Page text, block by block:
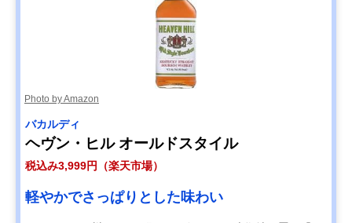
Photo by Amazon
‎バカルディ
ヘヴン・ヒル オールドスタイル
税込み3,999円（楽天市場）
軽やかでさっぱりとした味わい